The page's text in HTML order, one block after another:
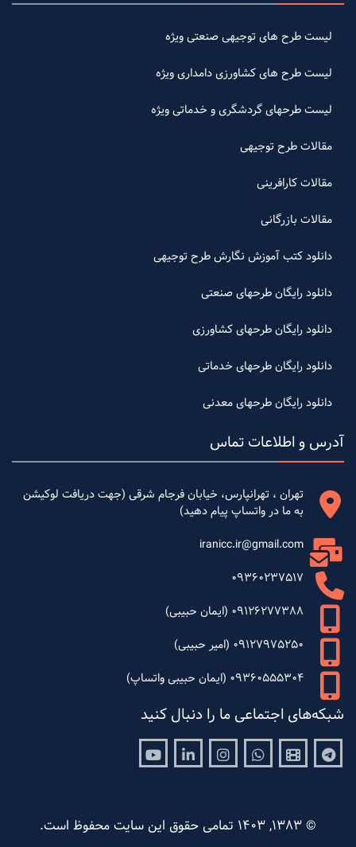
لیست طرح های توجیهی صنعتی ویژه
لیست طرح های کشاورزی دامداری ویژه
لیست طرحهای گردشگری و خدماتی ویژه
مقالات طرح توجیهی
مقالات کارافرینی
مقالات بازرگانی
دانلود کتب آموزش نگارش طرح توجیهی
دانلود رایگان طرحهای صنعتی
دانلود رایگان طرحهای کشاورزی
دانلود رایگان طرحهای خدماتی
دانلود رایگان طرحهای معدنی
آدرس و اطلاعات تماس
تهران ، تهرانپارس، خیابان فرجام شرقی (جهت دریافت لوکیشن
به ما در واتساپ پیام دهید)
iranicc.ir@gmail.com
09360237517
09126277388 (ایمان حبیبی)
09127975250 (امیر حبیبی)
09360555304 (ایمان حبیبی واتساپ)
شبکه‌های اجتماعی ما را دنبال کنید
Telegram
Aparat
Whatsapp
Instagram
Linkedin
Youtube
© 1383, 1403 تمامی حقوق این سایت محفوظ است.